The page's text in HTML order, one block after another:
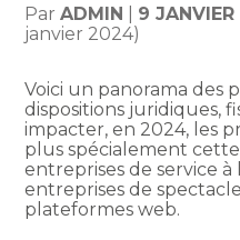
ParADMIN 9
janvier 2024)
Voici un panorama des
dispositions juridiques,
impacter, en 2024, les
plus spécialement
entreprises de service à
entreprises de
plateformes web.